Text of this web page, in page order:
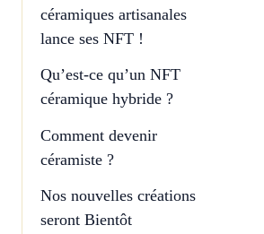
céramiques artisanales
lance ses NFT !
Qu’est-ce qu’un NFT
céramique hybride ?
Comment devenir
céramiste ?
Nos nouvelles créations
seront Bientôt